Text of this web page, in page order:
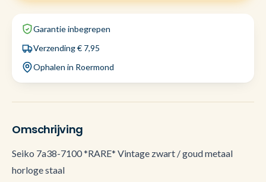
Garantie inbegrepen
Verzending € 7,95
Ophalen in Roermond
Omschrijving
Seiko 7a38-7100 *RARE* Vintage zwart / goud metaal
horloge staal